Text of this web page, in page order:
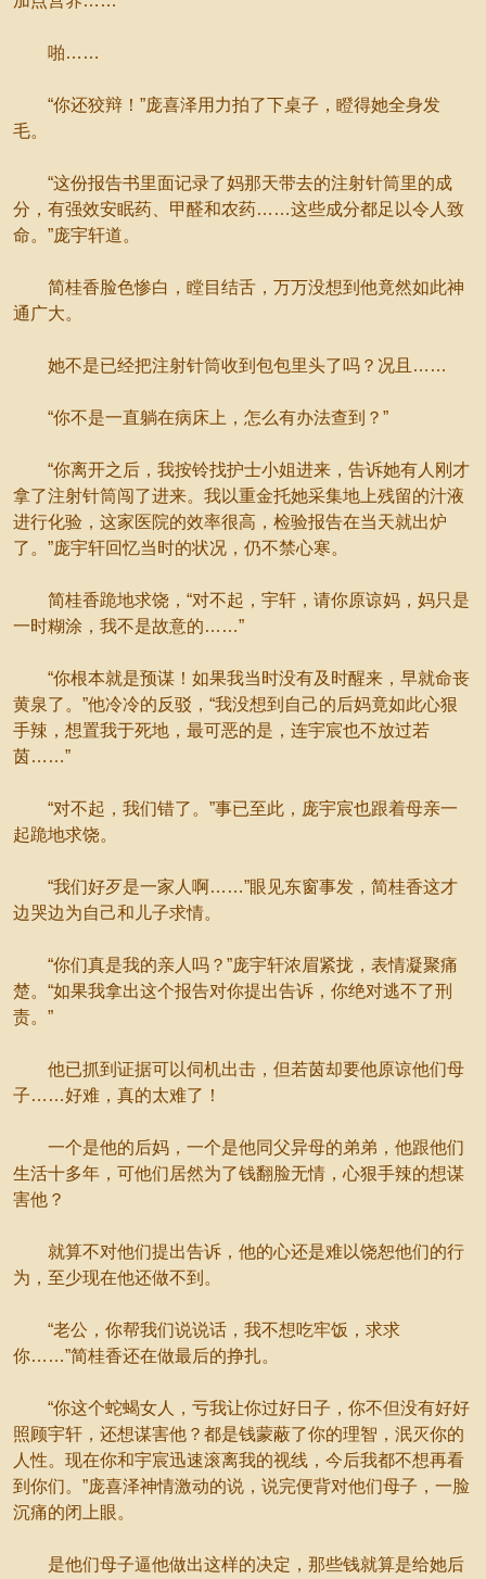
啪……
“你还狡辩！”庞喜泽用力拍了下桌子，瞪得她全身发
毛。
“这份报告书里面记录了妈那天带去的注射针筒里的成
分，有强效安眠药、甲醛和农药……这些成分都足以令人致
命。”庞宇轩道。
简桂香脸色惨白，瞠目结舌，万万没想到他竟然如此神
通广大。
她不是已经把注射针筒收到包包里头了吗？况且……
“你不是一直躺在病床上，怎么有办法查到？”
“你离开之后，我按铃找护士小姐进来，告诉她有人刚才
拿了注射针筒闯了进来。我以重金托她采集地上残留的汁液
进行化验，这家医院的效率很高，检验报告在当天就出炉
了。”庞宇轩回忆当时的状况，仍不禁心寒。
简桂香跪地求饶，“对不起，宇轩，请你原谅妈，妈只是
一时糊涂，我不是故意的……”
“你根本就是预谋！如果我当时没有及时醒来，早就命丧
黄泉了。”他冷冷的反驳，“我没想到自己的后妈竟如此心狠
手辣，想置我于死地，最可恶的是，连宇宸也不放过若
茵……”
“对不起，我们错了。”事已至此，庞宇宸也跟着母亲一
起跪地求饶。
“我们好歹是一家人啊……”眼见东窗事发，简桂香这才
边哭边为自己和儿子求情。
“你们真是我的亲人吗？”庞宇轩浓眉紧拢，表情凝聚痛
楚。“如果我拿出这个报告对你提出告诉，你绝对逃不了刑
责。”
他已抓到证据可以伺机出击，但若茵却要他原谅他们母
子……好难，真的太难了！
一个是他的后妈，一个是他同父异母的弟弟，他跟他们
生活十多年，可他们居然为了钱翻脸无情，心狠手辣的想谋
害他？
就算不对他们提出告诉，他的心还是难以饶恕他们的行
为，至少现在他还做不到。
“老公，你帮我们说说话，我不想吃牢饭，求求
你……”简桂香还在做最后的挣扎。
“你这个蛇蝎女人，亏我让你过好日子，你不但没有好好
照顾宇轩，还想谋害他？都是钱蒙蔽了你的理智，泯灭你的
人性。现在你和宇宸迅速滚离我的视线，今后我都不想再看
到你们。”庞喜泽神情激动的说，说完便背对他们母子，一脸
沉痛的闭上眼。
是他们母子逼他做出这样的决定，那些钱就算是给她后